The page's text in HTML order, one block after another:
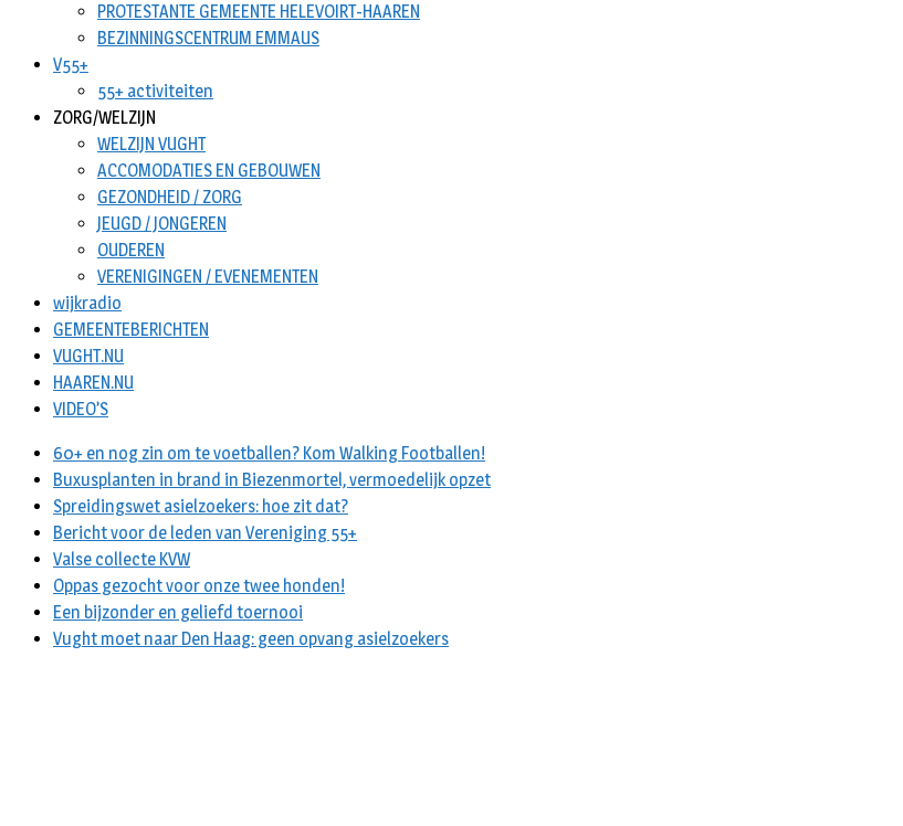
PROTESTANTE GEMEENTE HELEVOIRT-HAAREN
BEZINNINGSCENTRUM EMMAUS
V55+
55+ activiteiten
ZORG/WELZIJN
WELZIJN VUGHT
ACCOMODATIES EN GEBOUWEN
GEZONDHEID / ZORG
JEUGD / JONGEREN
OUDEREN
VERENIGINGEN / EVENEMENTEN
wijkradio
GEMEENTEBERICHTEN
VUGHT.NU
HAAREN.NU
VIDEO’S
60+ en nog zin om te voetballen? Kom Walking Footballen!
Buxusplanten in brand in Biezenmortel, vermoedelijk opzet
Spreidingswet asielzoekers: hoe zit dat?
Bericht voor de leden van Vereniging 55+
Valse collecte KVW
Oppas gezocht voor onze twee honden!
Een bijzonder en geliefd toernooi
Vught moet naar Den Haag: geen opvang asielzoekers